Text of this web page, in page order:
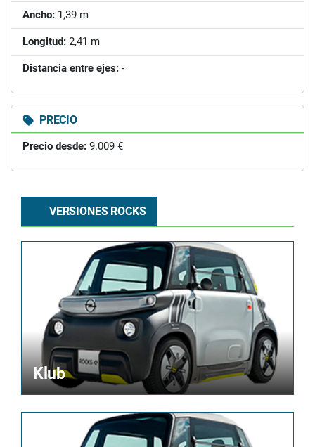
Ancho: 1,39 m
Longitud: 2,41 m
Distancia entre ejes: -
PRECIO
Precio desde: 9.009 €
VERSIONES ROCKS
Klub